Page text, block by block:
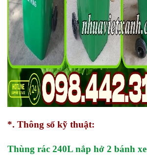
*. Thông số kỹ thuật:
Thùng rác 240L nắp hở 2 bánh xe